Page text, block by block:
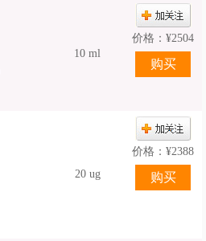
10 ml
价格： ¥2504
20 ug
价格： ¥2388